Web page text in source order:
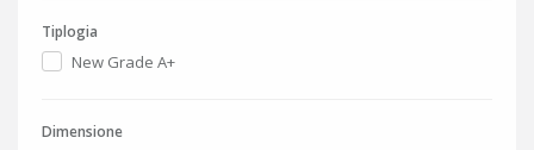
Tiplogia
New Grade A+
Dimensione